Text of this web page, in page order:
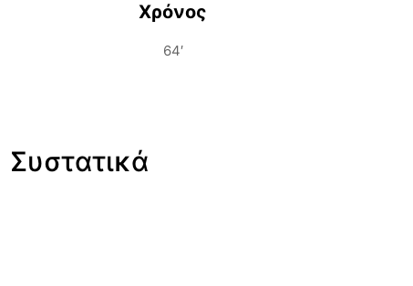
Χρόνος
64′
Συστατικά